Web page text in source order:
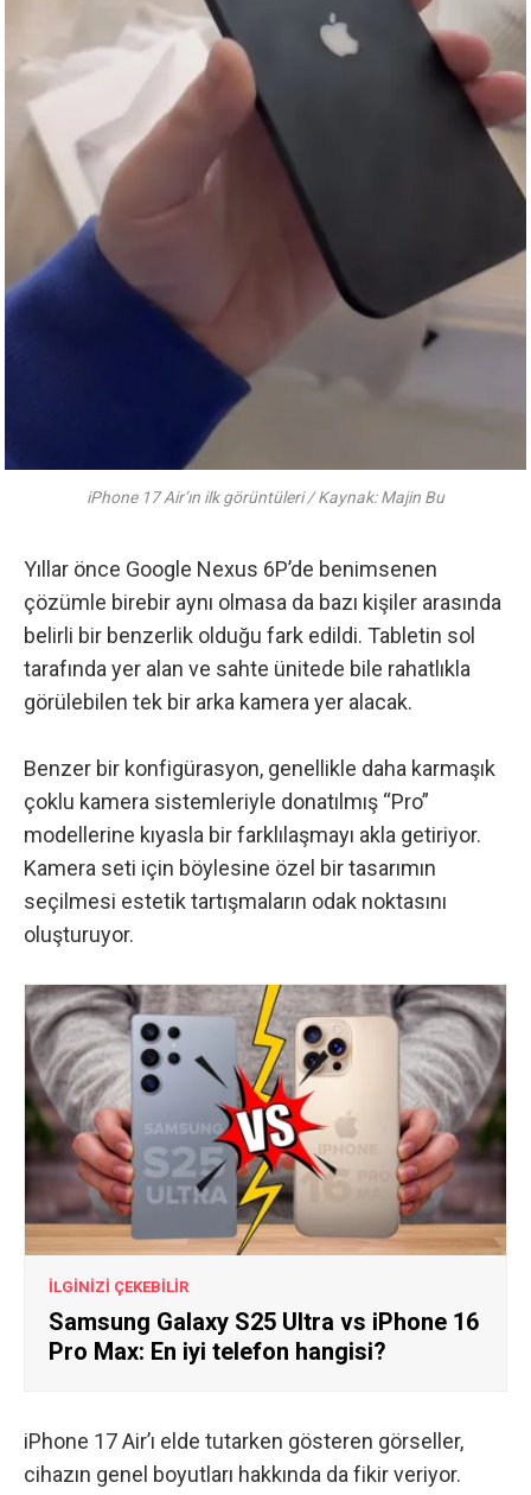
iPhone 17 Air’ın ilk görüntüleri / Kaynak: Majin Bu
Yıllar önce Google Nexus 6P’de benimsenen
çözümle birebir aynı olmasa da bazı kişiler arasında
belirli bir benzerlik olduğu fark edildi. Tabletin sol
tarafında yer alan ve sahte ünitede bile rahatlıkla
görülebilen tek bir arka kamera yer alacak.
Benzer bir konfigürasyon, genellikle daha karmaşık
çoklu kamera sistemleriyle donatılmış “Pro”
modellerine kıyasla bir farklılaşmayı akla getiriyor.
Kamera seti için böylesine özel bir tasarımın
seçilmesi estetik tartışmaların odak noktasını
oluşturuyor.
İLGİNİZİ ÇEKEBİLİR
Samsung Galaxy S25 Ultra vs iPhone 16
Pro Max: En iyi telefon hangisi?
iPhone 17 Air’ı elde tutarken gösteren görseller,
cihazın genel boyutları hakkında da fikir veriyor.